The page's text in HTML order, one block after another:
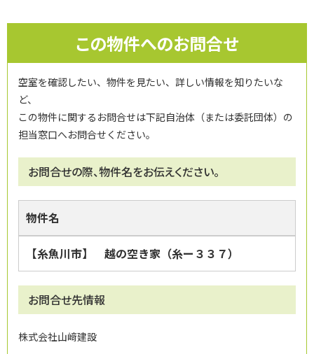
この物件へのお問合せ
空室を確認したい、物件を見たい、詳しい情報を知りたいな
ど、
この物件に関するお問合せは下記自治体（または委託団体）の
担当窓口へお問合せください。
お問合せの際、物件名をお伝えください。
物件名
【糸魚川市】 越の空き家（糸ー３３７）
お問合せ先情報
株式会社山﨑建設